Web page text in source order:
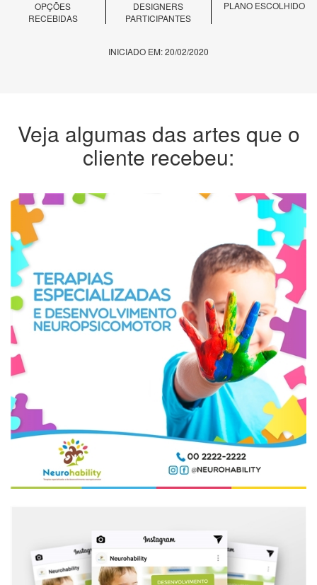
OPÇÕES
RECEBIDAS
DESIGNERS
PARTICIPANTES
PLANO ESCOLHIDO
INICIADO EM: 20/02/2020
Veja algumas das artes que o
cliente recebeu: